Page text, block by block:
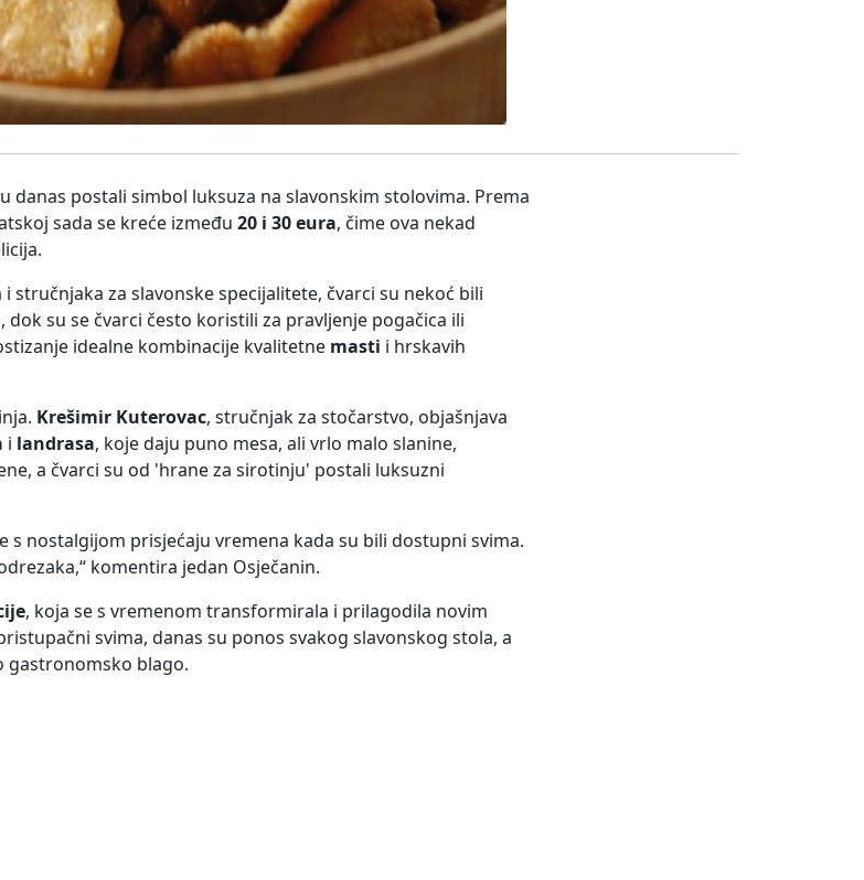
danas postali simbol luksuza na slavonskim stolovima. Prema
sada se kreće između 20 i 30 eura, čime ova nekad
stručnjaka za slavonske specijalitete, čvarci su nekoć bili
su se čvarci često koristili za pravljenje pogačica ili
idealne kombinacije kvalitetne masti i hrskavih
Krešimir Kuterovac, stručnjak za stočarstvo, objašnjava
i landrasa, koje daju puno mesa, ali vrlo malo slanine,
a čvarci su od 'hrane za sirotinju' postali luksuzni
nostalgijom prisjećaju vremena kada su bili dostupni svima.
komentira jedan Osječanin.
, koja se s vremenom transformirala i prilagodila novim
svima, danas su ponos svakog slavonskog stola, a
gastronomsko blago.